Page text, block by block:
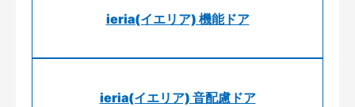
ieria(イエリア) 機能ドア
ieria(イエリア) 音配慮ドア